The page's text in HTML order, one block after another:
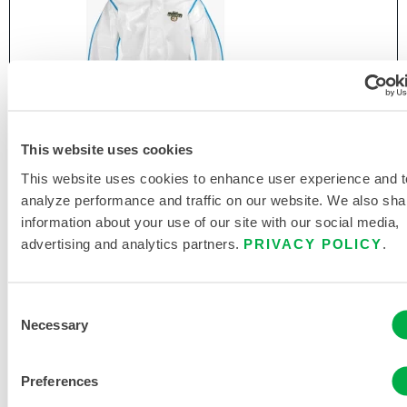
This website uses cookies
This website uses cookies to enhance user experience and
analyze performance and traffic on our website. We also
information about your use of our site with our social media,
advertising and analytics partners. PRIVACY POLICY
Selection
Necessary
Preferences
GEBUNDENER NAHT - KAPUZE, ELASTISCHE